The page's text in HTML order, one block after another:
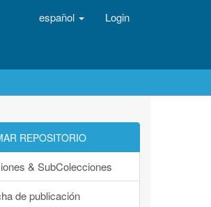
español Login
REPOSITORIO
& SubColecciones
de publicación